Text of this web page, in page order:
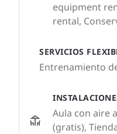
equipment
rental,
SERVICIOS
Entrenamiento
Aula con aire
(gratis),